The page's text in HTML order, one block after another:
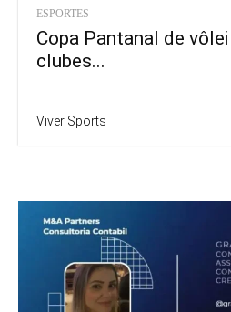
ESPORTES
Copa Pantanal de
clubes...
Viver Sports